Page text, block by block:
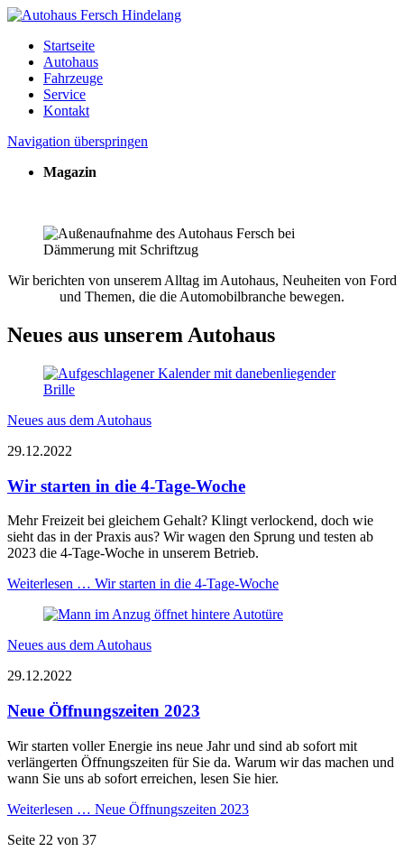
Startseite
Autohaus
Fahrzeuge
Service
Kontakt
Navigation überspringen
Magazin
Wir berichten von unserem Alltag im Autohaus, Neuheiten von Ford
und Themen, die die Automobilbranche bewegen.
Neues aus unserem Autohaus
Neues aus dem Autohaus
29.12.2022
Wir starten in die 4-Tage-Woche
Mehr Freizeit bei gleichem Gehalt? Klingt verlockend, doch wie
sieht das in der Praxis aus? Wir wagen den Sprung und testen ab
2023 die 4-Tage-Woche in unserem Betrieb.
Weiterlesen … Wir starten in die 4-Tage-Woche
Neues aus dem Autohaus
29.12.2022
Neue Öffnungszeiten 2023
Wir starten voller Energie ins neue Jahr und sind ab sofort mit
verlängerten Öffnungszeiten für Sie da. Warum wir das machen und
wann Sie uns ab sofort erreichen, lesen Sie hier.
Weiterlesen … Neue Öffnungszeiten 2023
Seite 22 von 37